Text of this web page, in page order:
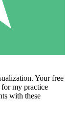
Your free
my practice
with these